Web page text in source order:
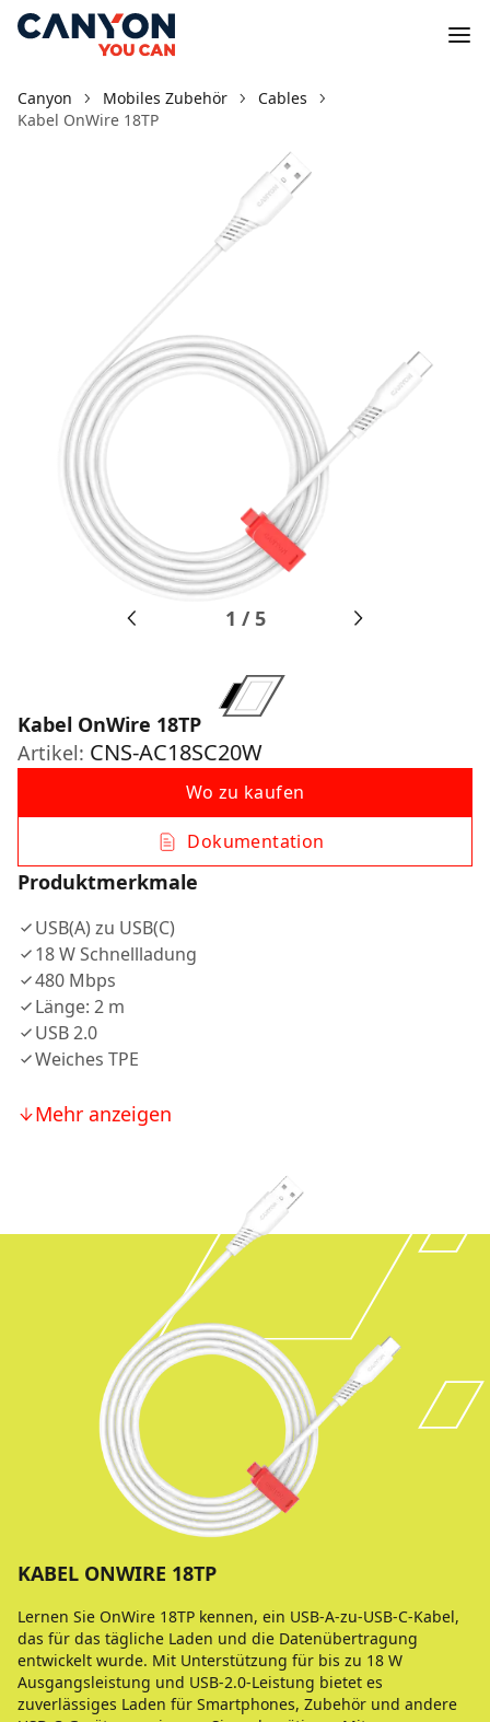
Canyon Mobiles Zubehör
Cables
Kabel OnWire 18TP
1 / 5
Kabel OnWire 18TP
Artikel: CNS-AC18SC20W
Wo zu kaufen
Dokumentation
Produktmerkmale
USB(A) zu USB(C)
18 W Schnellladung
480 Mbps
Länge: 2 m
USB 2.0
Weiches TPE
Mehr anzeigen
KABEL ONWIRE 18TP
Lernen Sie OnWire 18TP kennen, ein USB-A-zu-USB-C-Kabel,
das für das tägliche Laden und die Datenübertragung
entwickelt wurde. Mit Unterstützung für bis zu 18 W
Ausgangsleistung und USB-2.0-Leistung bietet es
zuverlässiges Laden für Smartphones, Zubehör und andere